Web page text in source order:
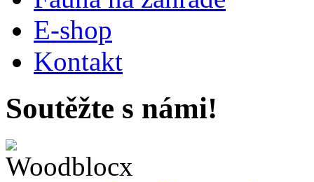
E-shop
Kontakt
Soutěžte s námi!